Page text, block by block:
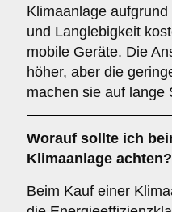
Klimaanlage
und Langlebigkeit
mobile Geräte. Die
höher, aber die
machen sie auf lange
Worauf sollte ich
Klimaanlage achten?
Beim Kauf einer